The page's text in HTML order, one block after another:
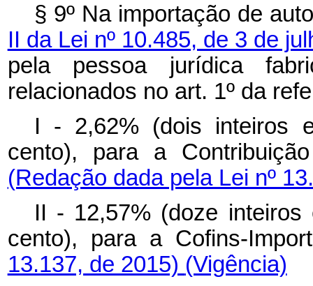
§ 9º Na importação de
II da Lei nº 10.485, de 3 de
pela pessoa jurídica
relacionados no art. 1º da
I - 2,62% (dois inteiros
cento), para a
(Redação dada pela Lei nº
II - 12,57% (doze
cento), para a Cofins-
13.137, de 2015) (Vigência)